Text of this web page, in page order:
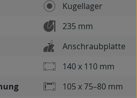
Kugellager
235 mm
Anschraubplatte
140 x 110 mm
105 x 75–80 mm